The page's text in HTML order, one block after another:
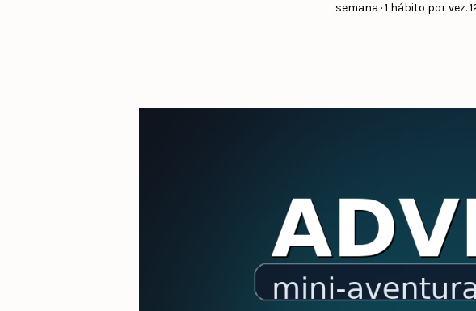
semana · 1 hábito por vez.